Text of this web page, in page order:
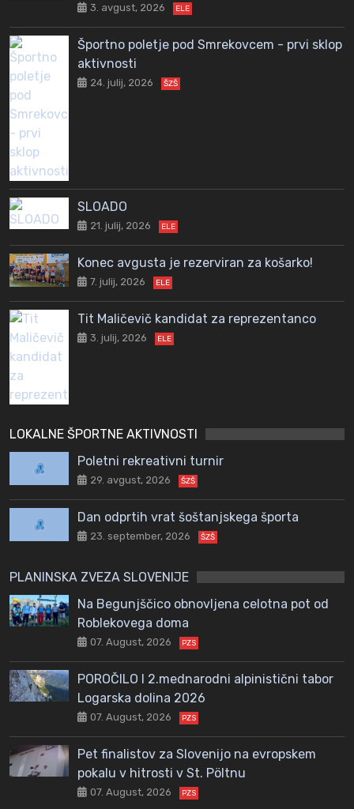
3. avgust, 2026 ELE
Športno poletje pod Smrekovcem - prvi sklop
aktivnosti
24. julij, 2026 ŠZŠ
SLOADO
21. julij, 2026 ELE
Konec avgusta je rezerviran za košarko!
7. julij, 2026 ELE
Tit Maličevič kandidat za reprezentanco
3. julij, 2026 ELE
LOKALNE ŠPORTNE AKTIVNOSTI
Poletni rekreativni turnir
29. avgust, 2026 ŠZŠ
Dan odprtih vrat šoštanjskega športa
23. september, 2026 ŠZŠ
PLANINSKA ZVEZA SLOVENIJE
Na Begunjščico obnovljena celotna pot od
Roblekovega doma
07. August, 2026 PZS
POROČILO I 2.mednarodni alpinistični tabor
Logarska dolina 2026
07. August, 2026 PZS
Pet finalistov za Slovenijo na evropskem
pokalu v hitrosti v St. Pöltnu
07. August, 2026 PZS